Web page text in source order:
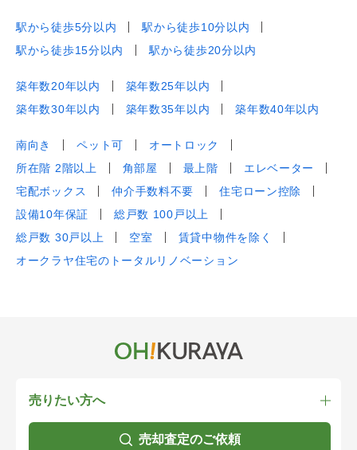
駅から徒歩5分以内
駅から徒歩10分以内
駅から徒歩15分以内
駅から徒歩20分以内
築年数20年以内
築年数25年以内
築年数30年以内
築年数35年以内 築年数40年以内
南向き ペット可
オートロック
所在階 2階以上
角部屋 最上階
エレベーター
宅配ボックス
仲介手数料不要
住宅ローン控除
設備10年保証
総戸数 100戸以上
総戸数 30戸以上
空室
賃貸中物件を除く
オークラヤ住宅のトータルリノベーション
売りたい方へ
売却査定のご依頼